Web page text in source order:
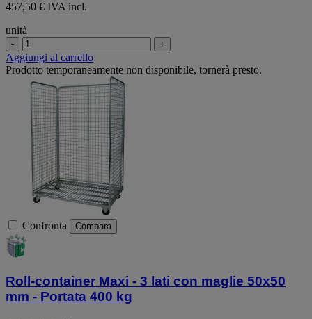
457,50 € IVA incl.
unità
- +
Aggiungi al carrello
Prodotto temporaneamente non disponibile, tornerà presto.
Confronta Compara
Roll-container Maxi - 3 lati con maglie 50x50
mm - Portata 400 kg